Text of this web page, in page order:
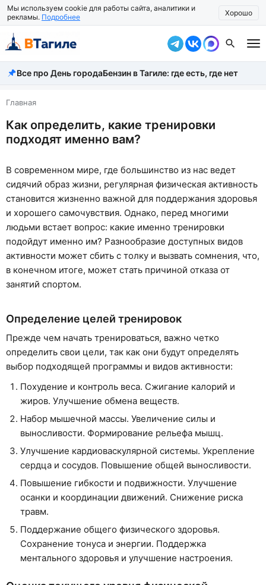
Мы используем cookie для работы сайта, аналитики и
рекламы. Подробнее Хорошо
Все новости
Происшествия
Город
Власть
Жизнь
Экономика
Рассказать новость
Все про День городаБензин в Тагиле: где есть, где нет
Главная
Как определить, какие тренировки
подходят именно вам?
В современном мире, где большинство из нас ведет
сидячий образ жизни, регулярная физическая активность
становится жизненно важной для поддержания здоровья
и хорошего самочувствия. Однако, перед многими
людьми встает вопрос: какие именно тренировки
подойдут именно им? Разнообразие доступных видов
активности может сбить с толку и вызвать сомнения, что,
в конечном итоге, может стать причиной отказа от
занятий спортом.
Определение целей тренировок
Прежде чем начать тренироваться, важно четко
определить свои цели, так как они будут определять
выбор подходящей программы и видов активности:
Похудение и контроль веса. Сжигание калорий и
жиров. Улучшение обмена веществ.
Набор мышечной массы. Увеличение силы и
выносливости. Формирование рельефа мышц.
Улучшение кардиоваскулярной системы. Укрепление
сердца и сосудов. Повышение общей выносливости.
Повышение гибкости и подвижности. Улучшение
осанки и координации движений. Снижение риска
травм.
Поддержание общего физического здоровья.
Сохранение тонуса и энергии. Поддержка
ментального здоровья и улучшение настроения.